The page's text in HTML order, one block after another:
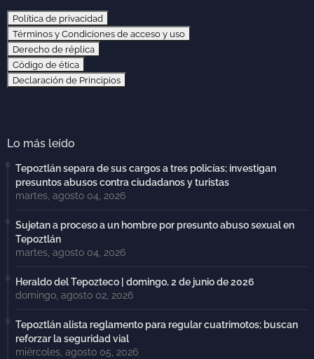
Política de privacidad
Términos y Condiciones de acceso y uso
Derecho de réplica
Código de ética
Declaración de Principios
Lo más leído
Tepoztlán separa de sus cargos a tres policías; investigan
presuntos abusos contra ciudadanos y turistas
martes, agosto 04, 2026
Sujetan a proceso a un hombre por presunto abuso sexual en
Tepoztlán
martes, agosto 04, 2026
Heraldo del Tepozteco | domingo, 2 de junio de 2026
domingo, agosto 02, 2026
Tepoztlán alista reglamento para regular cuatrimotos; buscan
reforzar la seguridad vial
miércoles, agosto 05, 2026